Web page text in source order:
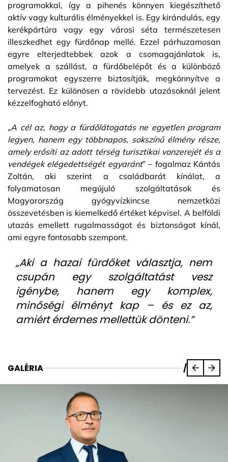
programokkal, így a pihenés könnyen kiegészíthető
aktív vagy kulturális élményekkel is. Egy kirándulás, egy
kerékpártúra vagy egy városi séta természetesen
illeszkedhet egy fürdőnap mellé. Ezzel párhuzamosan
egyre elterjedtebbek azok a csomagajánlatok is,
amelyek a szállást, a fürdőbelépőt és a különböző
programokat egyszerre biztosítják, megkönnyítve a
tervezést. Ez különösen a rövidebb utazásoknál jelent
kézzelfogható előnyt.
„A cél az, hogy a fürdőlátogatás ne egyetlen program
legyen, hanem egy többnapos, sokszínű élmény része,
amely erősíti az adott térség turisztikai vonzerejét és a
vendégek elégedettségét egyaránt” – fogalmaz Kántás
Zoltán, aki szerint a családbarát kínálat, a
folyamatosan megújuló szolgáltatások és
Magyarország gyógyvízkincse nemzetközi
összevetésben is kiemelkedő értéket képvisel. A belföldi
utazás emellett rugalmasságot és biztonságot kínál,
ami egyre fontosabb szempont.
„Aki a hazai fürdőket választja, nem
csupán egy szolgáltatást vesz
igénybe, hanem egy komplex,
minőségi élményt kap – és ez az,
amiért érdemes mellettük dönteni.”
GALÉRIA /